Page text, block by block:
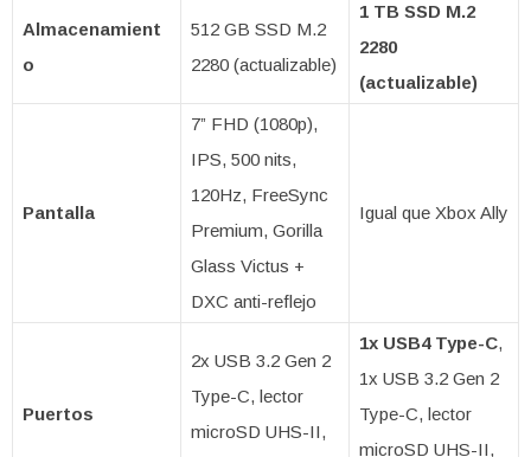
Almacenamient
o
512 GB SSD M.2
2280 (actualizable)
1 TB SSD M.2
2280
(actualizable)
Pantalla
7” FHD (1080p),
IPS, 500 nits,
120Hz, FreeSync
Premium, Gorilla
Glass Victus +
DXC anti-reflejo
Igual que Xbox Ally
Puertos
2x USB 3.2 Gen 2
Type-C, lector
microSD UHS-II,
1x USB4 Type-C,
1x USB 3.2 Gen 2
Type-C, lector
microSD UHS-II,